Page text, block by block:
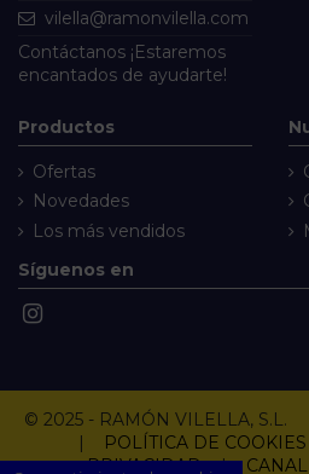
vilella@ramonvilella.com
Contáctanos ¡Estaremos
encantados de ayudarte!
Productos
Ofertas
Novedades
Los más vendidos
Síguenos en
© 2025 - RAMÓN
|
POLÍTICA DE COOKIES
PRIVACIDAD|